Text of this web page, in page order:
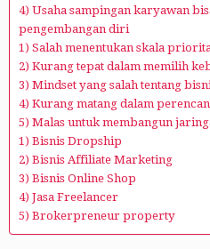
4) Usaha sampingan karyawan
pengembangan diri
1) Salah menentukan skala
2) Kurang tepat dalam memilih
3) Mindset yang salah tentang
4) Kurang matang dalam
5) Malas untuk membangun
1) Bisnis Dropship
2) Bisnis Affiliate Marketing
3) Bisnis Online Shop
4) Jasa Freelancer
5) Brokerpreneur property